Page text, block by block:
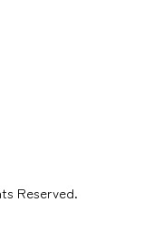
Reserved.